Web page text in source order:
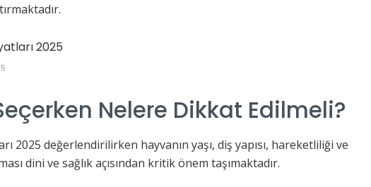
Nelere Dikkat Edilmeli?
2025 değerlendirilirken hayvanın yaşı, diş yapısı, hareketliliği ve
dini ve sağlık açısından kritik önem taşımaktadır.